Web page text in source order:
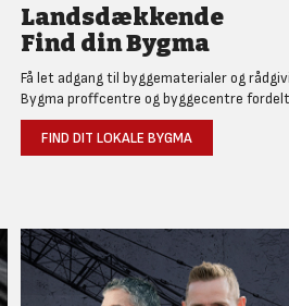
Landsdækkende
Find din Bygma
Få let adgang til byggematerialer og
Bygma proffcentre og byggecentre
FIND DIT LOKALE BYGMA